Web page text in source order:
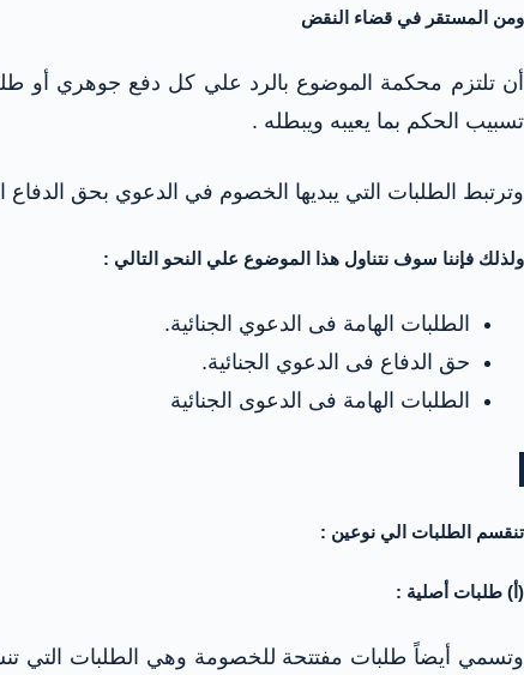
ومن المستقر في قضاء النقض
أن تلتزم محكمة الموضوع بالرد علي كل دفع جوهري أو
تسبيب الحكم بما يعيبه ويبطله .
وترتبط الطلبات التي يبديها الخصوم في الدعوي بحق
ولذلك فإننا سوف نتناول هذا الموضوع علي النحو التالي :
الطلبات الهامة فى الدعوي الجنائية.
حق الدفاع فى الدعوي الجنائية.
الطلبات الهامة فى الدعوى الجنائية
تنقسم الطلبات الي نوعين :
(أ) طلبات أصلية :
وتسمي أيضاً طلبات مفتتحة للخصومة وهي الطلبات التي